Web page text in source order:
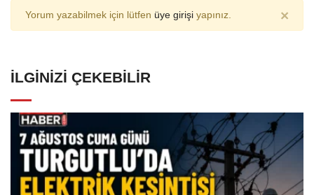
Yorum yazabilmek için lütfen üye girişi yapınız. ×
İLGINIZI ÇEKEBILIR